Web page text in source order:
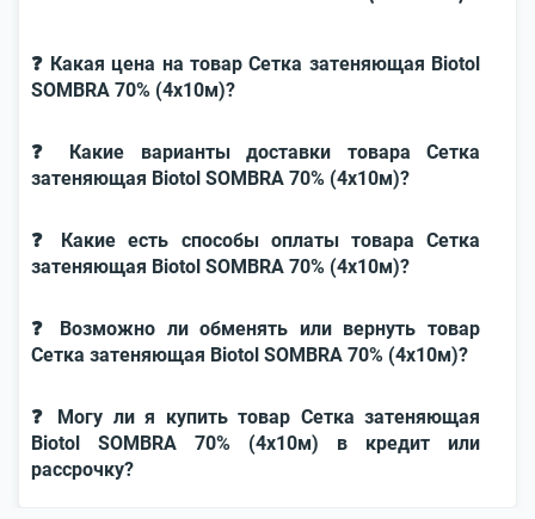
❓ Какая цена на товар Сетка затеняющая Biotol
SOMBRA 70% (4x10м)?
❓ Какие варианты доставки товара Сетка
затеняющая Biotol SOMBRA 70% (4x10м)?
❓ Какие есть способы оплаты товара Сетка
затеняющая Biotol SOMBRA 70% (4x10м)?
❓ Возможно ли обменять или вернуть товар
Сетка затеняющая Biotol SOMBRA 70% (4x10м)?
❓ Могу ли я купить товар Сетка затеняющая
Biotol SOMBRA 70% (4x10м) в кредит или
рассрочку?